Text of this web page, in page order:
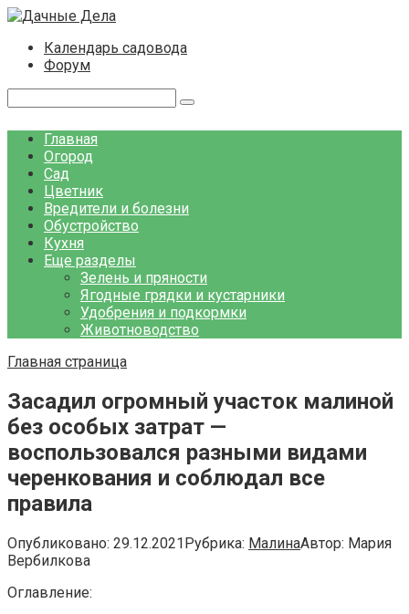
Перейти
контентуКалендарь садовода
Форум
Главная
Огород
Сад
Цветник
Вредители и болезни
Обустройство
Кухня
Еще разделы
Зелень и пряности
Ягодные грядки и кустарники
Удобрения и подкормки
Животноводство
Главная страница
Засадил огромный участок малиной
без особых затрат —
воспользовался разными видами
черенкования и соблюдал все
правила
Опубликовано: 29.12.2021Рубрика: МалинаАвтор: Мария
Вербилкова
Оглавление: